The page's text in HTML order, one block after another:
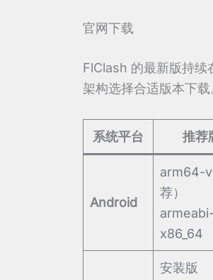
官网下载
FlClash 的最新版持续
架构选择合适版本下载
系统平台 推荐
Android
arm64-
荐）
x86_64
安装版